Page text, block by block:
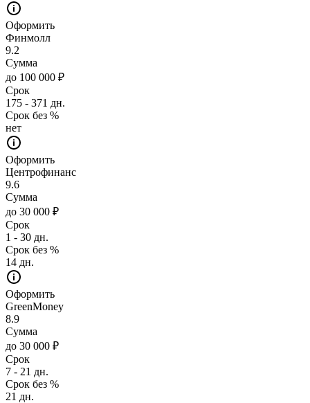
Оформить
Финмолл
9.2
Сумма
до 100 000 ₽
Срок
175 - 371 дн.
Срок без %
нет
Оформить
Центрофинанс
9.6
Сумма
до 30 000 ₽
Срок
1 - 30 дн.
Срок без %
14 дн.
Оформить
GreenMoney
8.9
Сумма
до 30 000 ₽
Срок
7 - 21 дн.
Срок без %
21 дн.